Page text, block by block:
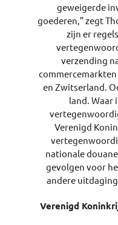
geweigerde
goederen,” zegt
zijn er
verzending
en Zwitserland.
land. Waar
Verenigd
nationale
gevolgen voor
andere
Verenigd